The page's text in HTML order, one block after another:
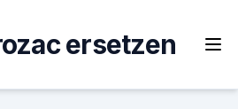
ersetzen